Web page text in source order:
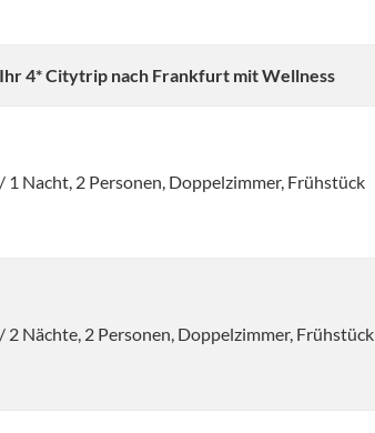
4* Citytrip nach Frankfurt mit Wellness
/ 1 Nacht, 2 Personen, Doppelzimmer, Frühstück
/ 2 Nächte, 2 Personen, Doppelzimmer, Frühstück